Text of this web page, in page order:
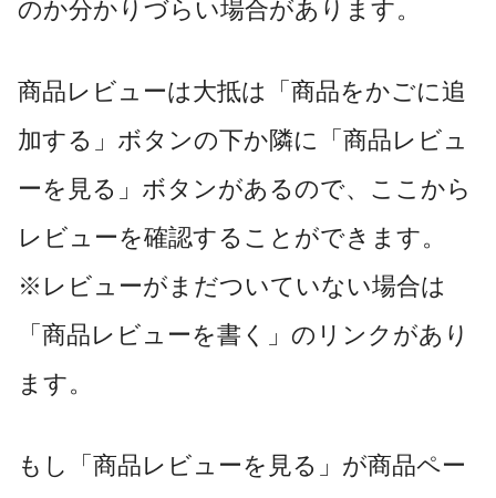
のか分かりづらい場合があります。
商品レビューは大抵は「商品をかごに追
加する」ボタンの下か隣に「商品レビュ
ーを見る」ボタンがあるので、ここから
レビューを確認することができます。
※レビューがまだついていない場合は
「商品レビューを書く」のリンクがあり
ます。
もし「商品レビューを見る」が商品ペー